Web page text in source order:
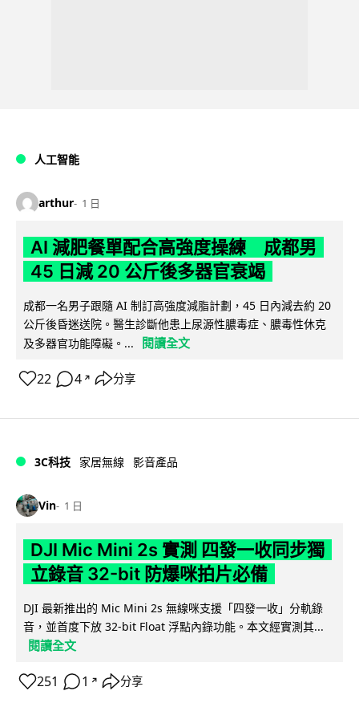
人工智能
arthur 1 日
AI 減肥餐單配合高強度操練 成都男
45 日減 20 公斤後多器官衰竭
成都一名男子跟隨 AI 制訂高強度減脂計劃，45 日內減去約 20
公斤後昏迷送院。醫生診斷他患上尿源性膿毒症、膿毒性休克
及多器官功能障礙。...
閱讀全文
22 4 ↗ 分享
3C科技 家居無線 影音產品
Vin 1 日
DJI Mic Mini 2s 實測 四發一收同步獨
立錄音 32-bit 防爆咪拍片必備
DJI 最新推出的 Mic Mini 2s 無線咪支援「四發一收」分軌錄
音，並首度下放 32-bit Float 浮點內錄功能。本文經實測其...
閱讀全文
251 1 ↗ 分享